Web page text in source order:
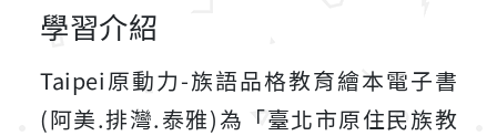
學習介紹
Taipei原動力-族語品格教育繪本電子書
(阿美.排灣.泰雅)為「臺北市原住民族教